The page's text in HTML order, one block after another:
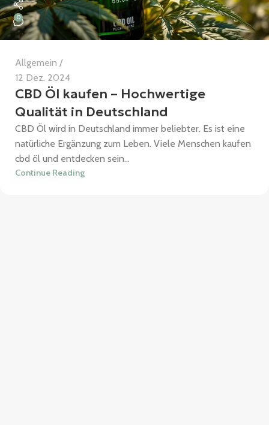
0
Allgemein
12 Dez. 2024
CBD Öl kaufen – Hochwertige
Qualität in Deutschland
CBD Öl wird in Deutschland immer beliebter. Es ist eine
natürliche Ergänzung zum Leben. Viele Menschen kaufen
cbd öl und entdecken sein...
Continue Reading